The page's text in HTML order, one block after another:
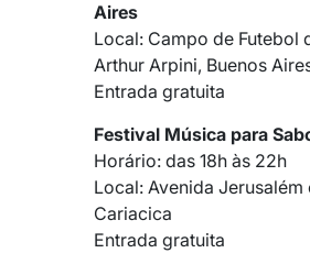
Aires
Local: Campo de Futebol
Arthur Arpini, Buenos
Entrada gratuita
Festival Música para
Horário: das 18h às 22h
Local: Avenida Jerusalém
Cariacica
Entrada gratuita